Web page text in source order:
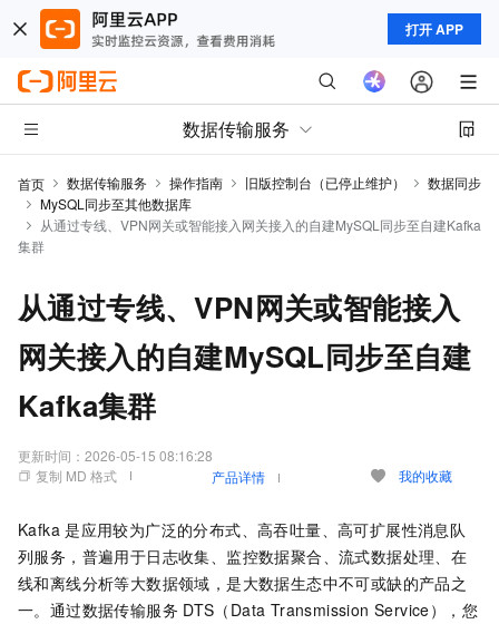
打开 APP
数据传输服务
首页 数据传输服务 操作指南 旧版控制台（已停止维护）
数据同步
MySQL同步至其他数据库
从通过专线、VPN网关或智能接入网关接入的自建MySQL同步至自建Kafka
集群
从通过专线、VPN网关或智能接入
网关接入的自建MySQL同步至自建
Kafka集群
更新时间： 2026-05-15 08:16:28
复制 MD 格式
产品详情 我的收藏
Kafka 是应用较为广泛的分布式、高吞吐量、高可扩展性消息队
列服务，普遍用于日志收集、监控数据聚合、流式数据处理、在
线和离线分析等大数据领域，是大数据生态中不可或缺的产品之
一。通过数据传输服务 DTS（Data Transmission Service），您